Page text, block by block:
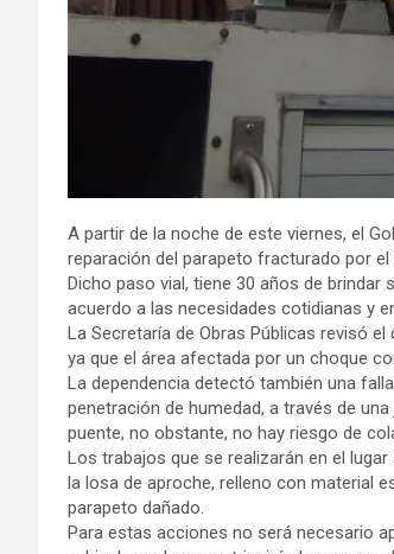
A partir de la noche de este viernes, el
reparación del parapeto fracturado por
Dicho paso vial, tiene 30 años de
acuerdo a las necesidades cotidianas y
La Secretaría de Obras Públicas revisó
ya que el área afectada por un choque
La dependencia detectó también una
penetración de humedad, a través de
puente, no obstante, no hay riesgo de
Los trabajos que se realizarán en el
la losa de aproche, relleno con material
parapeto dañado.
Para estas acciones no será necesario